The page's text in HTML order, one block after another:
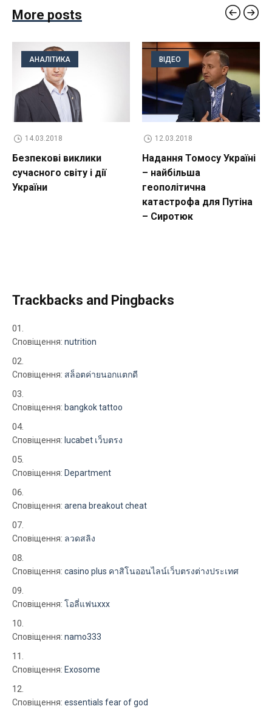
More posts
АНАЛІТИКА
14.03.2018
Безпекові виклики
сучасного світу і дії
України
ВІДЕО
12.03.2018
Надання Томосу Україні
– найбільша
геополітична
катастрофа для Путіна
– Сиротюк
Trackbacks and Pingbacks
Сповіщення: nutrition
Сповіщення: สล็อตค่ายนอกแตกดี
Сповіщення: bangkok tattoo
Сповіщення: lucabet เว็บตรง
Сповіщення: Department
Сповіщення: arena breakout cheat
Сповіщення: ลวดสลิง
Сповіщення: casino plus คาสิโนออนไลน์เว็บตรงต่างประเทศ
Сповіщення: โอลี่แฟนxxx
Сповіщення: namo333
Сповіщення: Exosome
Сповіщення: essentials fear of god